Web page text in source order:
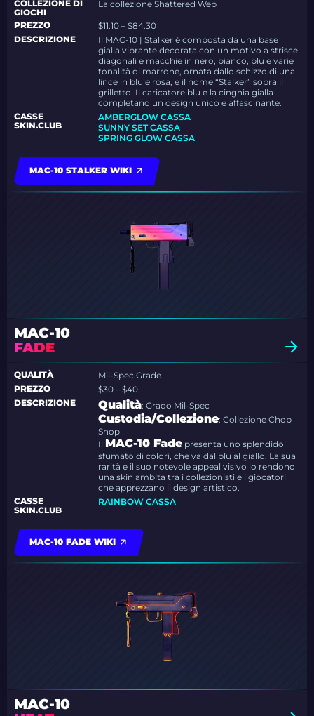
COLLEZIONE DI
GIOCHI
La collezione Shattered Web
PREZZO
$11.10 – $84.30
DESCRIZIONE
Il MAC-10 | Stalker è composta da una base
gialla vibrante decorata con un motivo a strisce
diagonali e macchie in nero, bianco, blu e varie
tonalità di marrone, ornata dallo schizzo di una
lince in blu e rosa, e il nome “Stalker” sopra il
grilletto. Il caricatore blu e la cinghia gialla
completano un design unico e affascinante.
CASSE
SKIN.CLUB
AMBERGLOW CASSA
SUNNY SET CASSA
SPRING GLOW CASSA
MAC-10 STALKER WIKI
MAC-10
FADE
QUALITÀ
Mil-Spec Grade
PREZZO
$30 – $40
DESCRIZIONE
Qualità: Grado Mil-Spec
Custodia/Collezione: Collezione Chop
Shop
Il MAC-10 Fade presenta uno splendido
sfumato di colori, che va dal blu al giallo. La sua
rarità e il suo notevole appeal visivo lo rendono
una skin ambita tra i collezionisti e i giocatori
che apprezzano il design artistico.
CASSE
SKIN.CLUB
RAINBOW CASSA
MAC-10 FADE WIKI
MAC-10